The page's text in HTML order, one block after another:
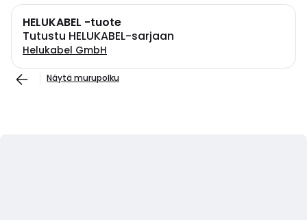
HELUKABEL -tuote
Tutustu HELUKABEL-sarjaan
Helukabel GmbH
Näytä murupolku